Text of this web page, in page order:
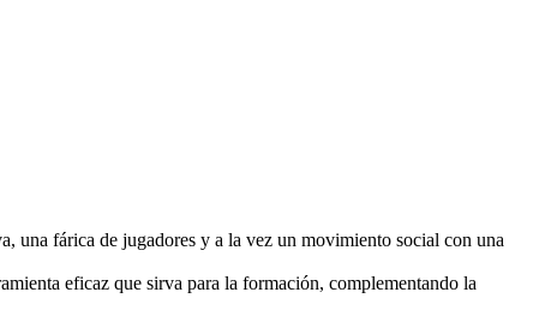
una fárica de jugadores y a la vez un movimiento social con una
eficaz que sirva para la formación, complementando la